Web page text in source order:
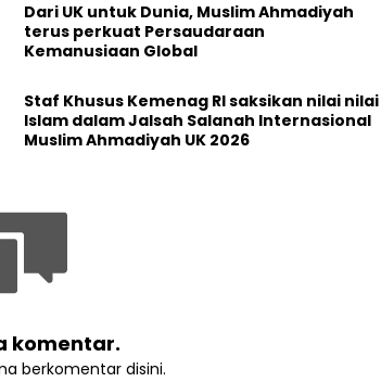
Dari UK untuk Dunia, Muslim Ahmadiyah
terus perkuat Persaudaraan
Kemanusiaan Global
Staf Khusus Kemenag RI saksikan nilai nilai
Islam dalam Jalsah Salanah Internasional
Muslim Ahmadiyah UK 2026
komentar.
berkomentar disini.